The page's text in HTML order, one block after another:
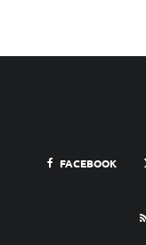
FACEBOOK